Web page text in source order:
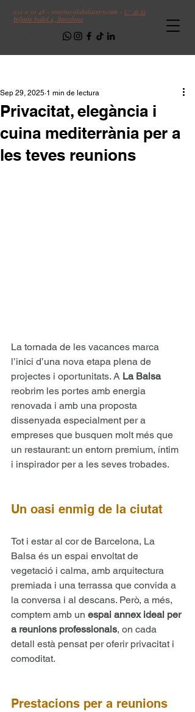
932 11 50 48 - reservas@labalsa1979.com - C/ de la
Infanta Isabel 4, Barcelona
Privacitat, elegància i
cuina mediterrània per a
les teves reunions
Sep 29, 2025 1 min de lectura
La tornada de les vacances marca
l’inici d’una nova etapa plena de
projectes i oportunitats. A La Balsa
reobrim les portes amb energia
renovada i amb una proposta
dissenyada especialment per a
empreses que busquen molt més que
un restaurant: un entorn premium, íntim
i inspirador per a les seves trobades.
Un oasi enmig de la ciutat
Tot i estar al cor de Barcelona, La
Balsa és un espai envoltat de
vegetació i calma, amb arquitectura
premiada i una terrassa que convida a
la conversa i al descans. Però, a més,
comptem amb un espai annex ideal per
a reunions professionals, on cada
detall està pensat per oferir privacitat i
comoditat.
Prestacions per a reunions